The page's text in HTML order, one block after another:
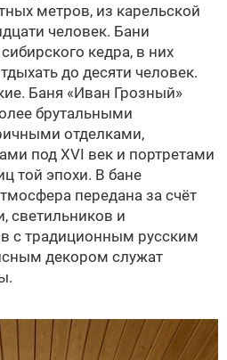
метров, из карельской
человек. Бани
кедра, в них
до десяти человек.
Баня «Иван Грозный»
брутальными
отделками,
под XVI век и портретами
той эпохи. В бане
передана за счёт
светильников и
с традиционным русским
декором служат